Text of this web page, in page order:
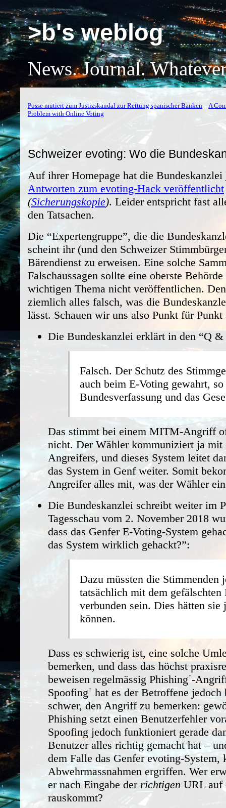
>b's weblog
News. Journal.
Posse mutiert zum Justizskandal zur Rettung spanischer Banken – A
Problem with Online Voting
Schweizer evoting: Wo die
Auf ihrer Homepage hat die Bundeskanzlei
Antworten zum evoting-Hack veröffentlicht
(Sicherungskopie). Leider entspricht fast
den Tatsachen.
Die “Expertengruppe”, die die
scheint ihr (und den Schweizer
Bärendienst zu erweisen. Eine solche
Falschaussagen sollte eine oberste
wichtigen Thema nicht veröffentlichen.
ziemlich alles falsch, was die
lässt. Schauen wir uns also Punkt für Punkt
Die Bundeskanzlei erklärt in den “Q
Falsch. Der Schutz des
auch beim E-Voting gewahrt,
Bundesverfassung und das
Das stimmt bei einem MITM-Angriff
nicht. Der Wähler kommuniziert ja mit
Angreifers, und dieses System leitet
das System in Genf weiter. Somit
Angreifer alles mit, was der Wähler
Die Bundeskanzlei schreibt weiter im
Tagesschau vom 2. November 2018
dass das Genfer E-Voting-System
das System wirklich gehackt?”:
Dazu müssten die Stimmenden
tatsächlich mit dem gefälschten
verbunden sein. Dies hätten sie
können.
Dass es schwierig ist, eine solche
bemerken, und dass das höchst
beweisen regelmässig Phishing -
Spoofing hat es der Betroffene jedoch
schwer, den Angriff zu bemerken:
Phishing setzt einen Benutzerfehler
Spoofing jedoch funktioniert gerade
Benutzer alles richtig gemacht hat –
dem Falle das Genfer evoting-System,
Abwehrmassnahmen ergriffen. Wer
er nach Eingabe derrichtigen URL
rauskommt?